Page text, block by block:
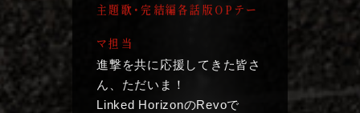
主題歌・完結編各話版OPテー
マ担当
進撃を共に応援してきた皆さ
ん、ただいま！
Linked HorizonのRevoで